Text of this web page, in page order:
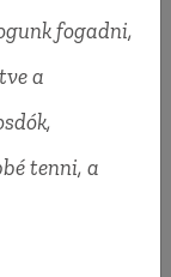
fogadni,
a
tenni, a